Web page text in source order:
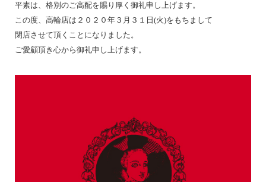
平素は、格別のご高配を賜り厚く御礼申し上げます。
この度、高輪店は２０２０年３月３１日(火)をもちまして
閉店させて頂くことになりました。
ご愛顧頂き心から御礼申し上げます。